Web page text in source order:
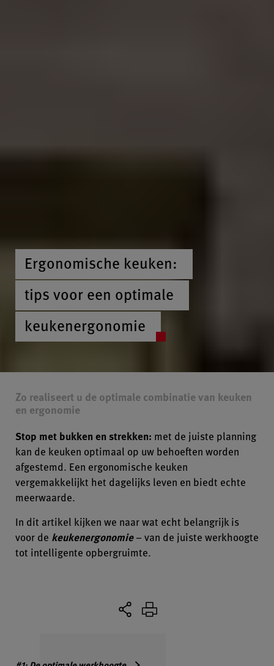
Ergonomische keuken:
tips voor een optimale
keukenergonomie
Zo realiseert u de optimale combinatie van keuken
en ergonomie
Stop met bukken en strekken: met de juiste planning
kan de keuken optimaal op uw behoeften worden
afgestemd. Een ergonomische keuken
vergemakkelijkt het dagelijks leven en biedt echte
meerwaarde.
In dit artikel kijken we naar wat echt belangrijk is
voor de keukenergonomie– van de juiste werkhoogte
tot intelligente opbergruimte.